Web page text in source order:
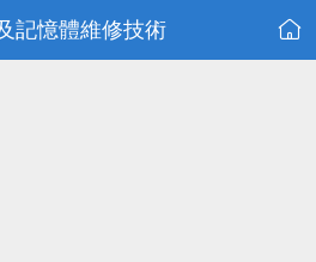
記憶體維修技術